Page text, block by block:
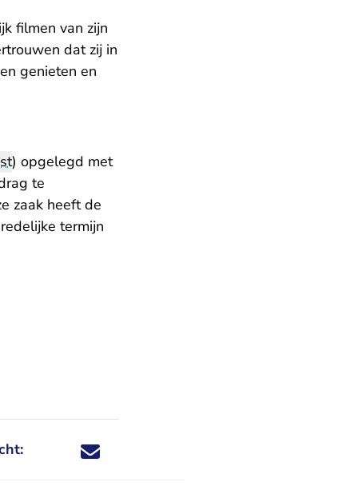
filmen van zijn
dat zij in
genieten en
) opgelegd met
te
zaak heeft de
termijn
Deel dit nieuwsbericht via X - U verlaat
Deel dit nieuwsbericht via Facebook - U
Deel dit nieuwsbericht via e-mail
Deel dit nieuwsbericht via LinkedIn - U